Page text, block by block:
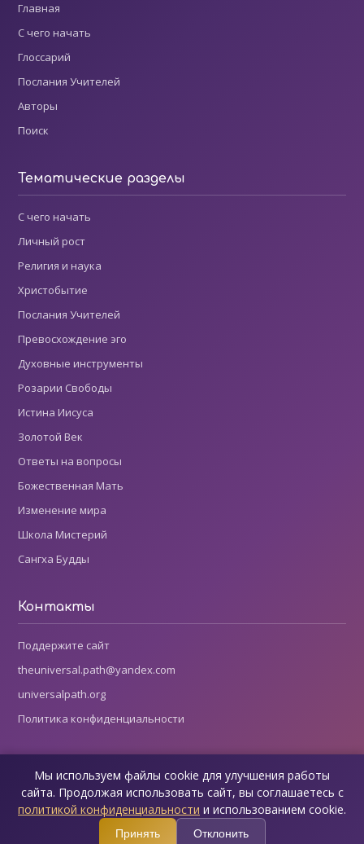
Главная
С чего начать
Глоссарий
Послания Учителей
Авторы
Поиск
Тематические разделы
С чего начать
Личный рост
Религия и наука
Христобытие
Послания Учителей
Превосхождение эго
Духовные инструменты
Розарии Свободы
Истина Иисуса
Золотой Век
Ответы на вопросы
Божественная Мать
Изменение мира
Школа Мистерий
Сангха Будды
Контакты
Поддержите сайт
theuniversal.path@yandex.com
universalpath.org
Политика конфиденциальности
Все права защищены © 2002-2026 Ким Майклс
Публикация материалов с этого сайта разрешается только при
указании ссылки на страницу-оригинал и информации об
авторских правах
Мы используем файлы cookie для улучшения работы
сайта. Продолжая использовать сайт, вы соглашаетесь с
политикой конфиденциальности и использованием cookie.
Принять Отклонить